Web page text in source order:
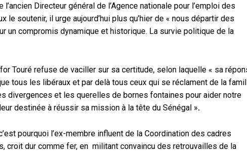
l’ancien Directeur général de l’Agence nationale pour l’emploi des
soutenir, il urge aujourd’hui plus qu’hier de « nous départir des
un compromis dynamique et historique. La survie politique de la
Touré refuse de vaciller sur sa certitude, selon laquelle « sa
tous les libéraux et par delà tous ceux qui se réclament de la
divergences et les querelles de bornes fontaines pour aider notre
destinée à réussir sa mission à la tête du Sénégal ».
pourquoi l’ex-membre influent de la Coordination des cadres
croit dur comme fer, en militant convaincu des retrouvailles de la